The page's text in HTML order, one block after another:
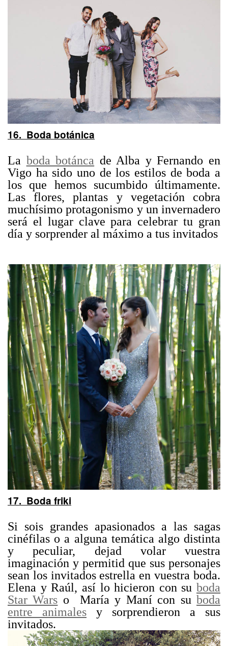
16. Boda botánica
La boda botánca de Alba y Fernando en
Vigo ha sido uno de los estilos de boda a
los que hemos sucumbido últimamente.
Las flores, plantas y vegetación cobra
muchísimo protagonismo y un invernadero
será el lugar clave para celebrar tu gran
día y sorprender al máximo a tus invitados
17. Boda friki
Si sois grandes apasionados a las sagas
cinéfilas o a alguna temática algo distinta
y peculiar, dejad volar vuestra
imaginación y permitid que sus personajes
sean los invitados estrella en vuestra boda.
Elena y Raúl, así lo hicieron con su boda
Star Wars o María y Maní con suboda
entre animales y sorprendieron a sus
invitados.